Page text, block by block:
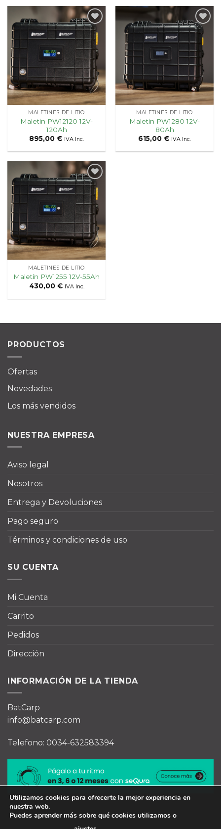
Añadir
a la
lista
de
deseos
MALETINES DE LITIO
Maletín PW12120 12V-
120Ah
895,00 € IVA Inc.
Añadir
a la
de
deseos
MALETINES DE LITIO
Maletín PW1280 12V-
80Ah
615,00 € IVA Inc.
Añadir
a la
lista
de
deseos
MALETINES DE LITIO
Maletín PW1255 12V-55Ah
430,00 € IVA Inc.
PRODUCTOS
Ofertas
Novedades
Los más vendidos
NUESTRA EMPRESA
Aviso legal
Nosotros
Entrega y Devoluciones
Pago seguro
Términos y condiciones de uso
SU CUENTA
Mi Cuenta
Carrito
Pedidos
Dirección
INFORMACIÓN DE LA TIENDA
BatCarp
info@batcarp.com
Telefono: 0034-632583394
Utilizamos cookies para ofrecerte la mejor experiencia en
nuestra web.
Puedes aprender más sobre qué cookies utilizamos o